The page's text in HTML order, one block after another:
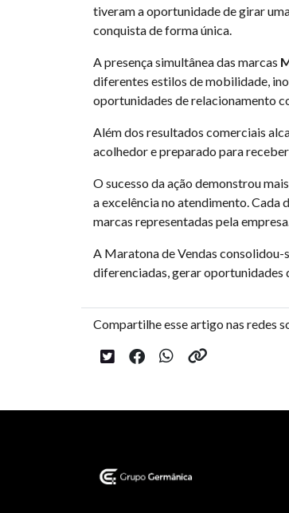
tiveram a oportunidade de girar
conquista de forma única.
A presença simultânea das marcas
diferentes estilos de mobilidade,
oportunidades de relacionamento
Além dos resultados comerciais
acolhedor e preparado para
O sucesso da ação demonstrou
a excelência no atendimento.
marcas representadas pela
A Maratona de Vendas consolidou-
diferenciadas, gerar oportunidades
Compartilhe esse artigo nas redes